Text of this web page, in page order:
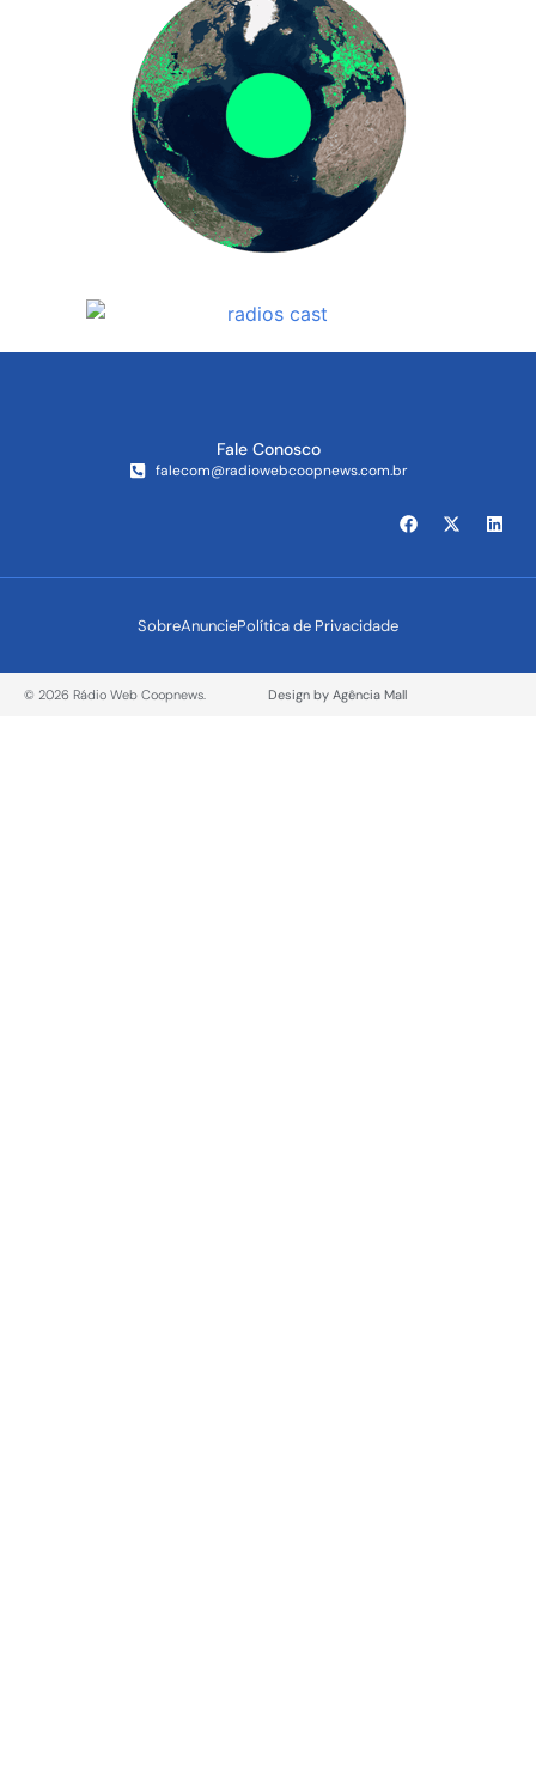
Fale Conosco
falecom@radiowebcoopnews.com.br
SobreAnunciePolítica de Privacidade
© 2026 Rádio Web Coopnews. Design by Agência Mall